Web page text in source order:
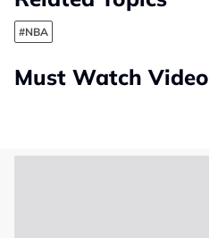
#NBA
Must Watch Video